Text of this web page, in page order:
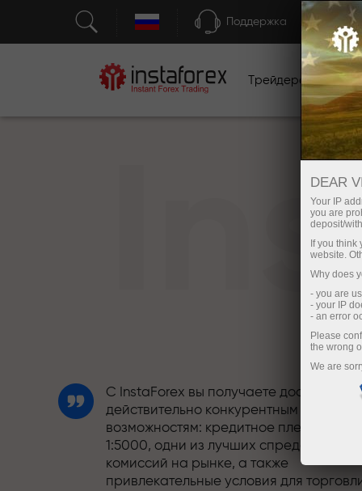
Поддержка
Трейдерам
С InstaForex вы получаете доступ к
действительно конкурентным
возможностям: кредитное плечо до
1:5000, одни из лучших спредов и
комиссий на рынке, а также
привлекательные условия для
DEAR
Your IP
you are
deposit/
If you
website.
Why does
- you are
- your IP
- an error
Please
the wrong
We are